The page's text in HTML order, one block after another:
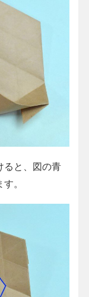
と、図の青
。